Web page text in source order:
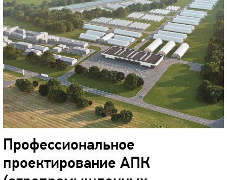
Профессиональное
проектирование АПК